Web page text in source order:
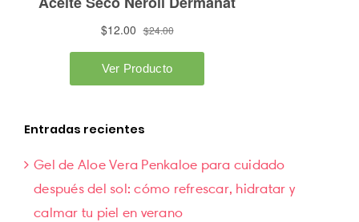
Entradas recientes
Gel de Aloe Vera Penkaloe para cuidado
después del sol: cómo refrescar, hidratar y
calmar tu piel en verano